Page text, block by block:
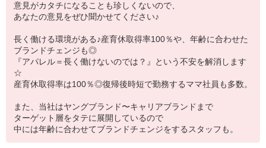
意見がカタチになることも珍しくないので、
あなたの意見をぜひ聞かせてください♪
長く働ける環境がある♪産育休取得率100％や、年齢に合わせた
ブランドチェンジも◎
『アパレル＝長く働けないのでは？』という不安を解消します
☆
産育休取得率は100％◎復帰後時短で勤務するママ社員も多数。
また、当社はヤングブランド〜キャリアブランドまで
ターゲット層をタテに展開しているので
中には年齢に合わせてブランドチェンジをするスタッフも。